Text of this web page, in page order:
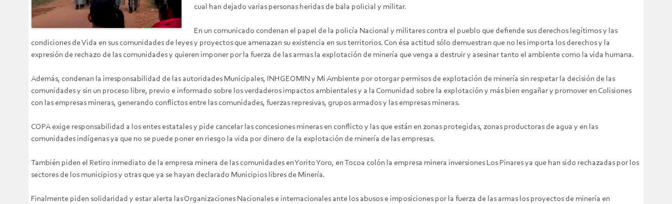
cual han dejado varias personas heridas de bala policial y militar.
En un comunicado condenan el papel de la policía Nacional y militares contra el pueblo que defiende sus derechos legítimos y las
condiciones de Vida en sus comunidades de leyes y proyectos que amenazan su existencia en sus territorios. Con ésa actitud sólo demuestran que no les importa los derechos y la
expresión de rechazo de las comunidades y quieren imponer por la fuerza de las armas la explotación de minería que venga a destruir y asesinar tanto el ambiente como la vida humana.
Además, condenan la irresponsabilidad de las autoridades Municipales, INHGEOMIN y Mi Ambiente por otorgar permisos de explotación de minería sin respetar la decisión de las
comunidades y sin un proceso libre, previo e informado sobre los verdaderos impactos ambientales y a la Comunidad sobre la explotación y más bien engañar y promover en Colisiones
con las empresas mineras, generando conflictos entre las comunidades, fuerzas represivas, grupos armados y las empresas mineras.
COPA exige responsabilidad a los entes estatales y pide cancelar las concesiones mineras en conflicto y las que están en zonas protegidas, zonas productoras de agua y en las
comunidades indígenas ya que no se puede poner en riesgo la vida por dinero de la explotación de minería de las empresas.
También piden el Retiro inmediato de la empresa minera de las comunidades en Yorito Yoro, en Tocoa colón la empresa minera inversiones Los Pinares ya que han sido rechazadas por los
sectores de los municipios y otras que ya se hayan declarado Municipios libres de Minería.
Finalmente piden solidaridad y estar alerta las Organizaciones Nacionales e internacionales ante los abusos e imposiciones por la fuerza de las armas los proyectos de minería en